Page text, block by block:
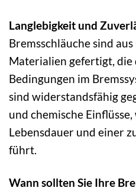
Langlebigkeit und
Bremsschläuche sind
Materialien gefertigt, die
Bedingungen im
sind widerstandsfähig
und chemische
Lebensdauer und einer
führt.
Wann sollten Sie Ihre